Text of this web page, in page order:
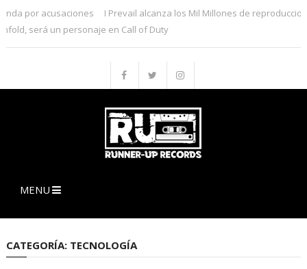
por acusaciones
I Prevail alcanza los Mil Millones de
será un personaje en Call of Duty
MENU
CATEGORÍA: TECNOLOGÍA